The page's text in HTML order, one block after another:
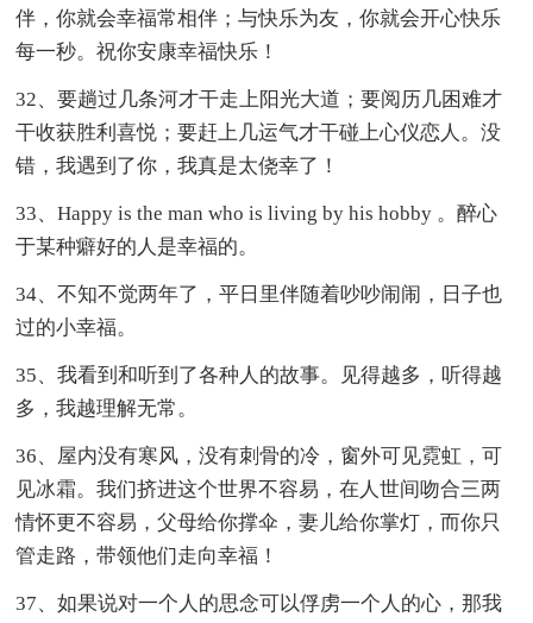
伴，你就会幸福常相伴；与快乐为友，你就会开心快乐
每一秒。祝你安康幸福快乐！
32、要趟过几条河才干走上阳光大道；要阅历几困难才
干收获胜利喜悦；要赶上几运气才干碰上心仪恋人。没
错，我遇到了你，我真是太侥幸了！
33、Happy is the man who is living by his hobby 。醉心
于某种癖好的人是幸福的。
34、不知不觉两年了，平日里伴随着吵吵闹闹，日子也
过的小幸福。
35、我看到和听到了各种人的故事。见得越多，听得越
多，我越理解无常。
36、屋内没有寒风，没有刺骨的冷，窗外可见霓虹，可
见冰霜。我们挤进这个世界不容易，在人世间吻合三两
情怀更不容易，父母给你撑伞，妻儿给你掌灯，而你只
管走路，带领他们走向幸福！
37、如果说对一个人的思念可以俘虏一个人的心，那我